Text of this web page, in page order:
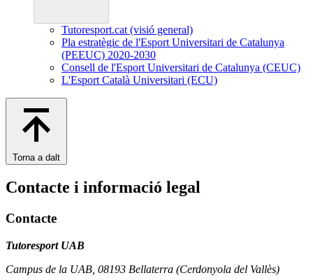
Tutoresport.cat (visió general)
Pla estratègic de l'Esport Universitari de Catalunya
(PEEUC) 2020-2030
Consell de l'Esport Universitari de Catalunya (CEUC)
L'Esport Català Universitari (ECU)
Torna a dalt
Contacte i informació legal
Contacte
Tutoresport UAB
Campus de la UAB, 08193 Bellaterra (Cerdonyola del Vallès)